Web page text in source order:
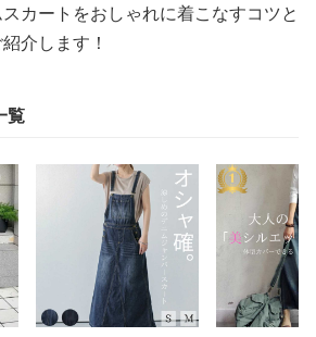
カートをおしゃれに着こなすコツと
介します！
覧